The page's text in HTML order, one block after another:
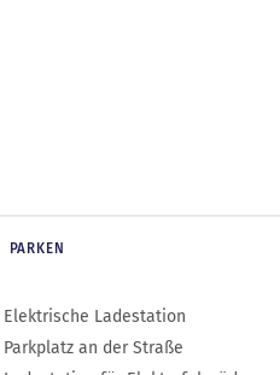
PARKEN
Elektrische Ladestation
Parkplatz an der Straße